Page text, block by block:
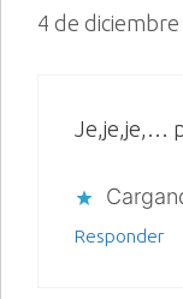
4 de
Je,je,je,…
Responder